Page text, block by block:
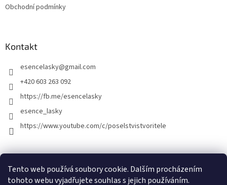
Tento web používá soubory cookie. Dalším procházením
tohoto webu vyjadřujete souhlas s jejich používáním.
Obchodní podmínky
Kontakt
esencelasky@gmail.com
+420 603 263 092
https://fb.me/esencelasky
esence_lasky
https://www.youtube.com/c/poselstvistvoritele